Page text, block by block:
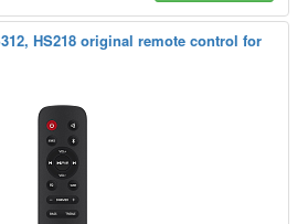
HS218 original remote control for